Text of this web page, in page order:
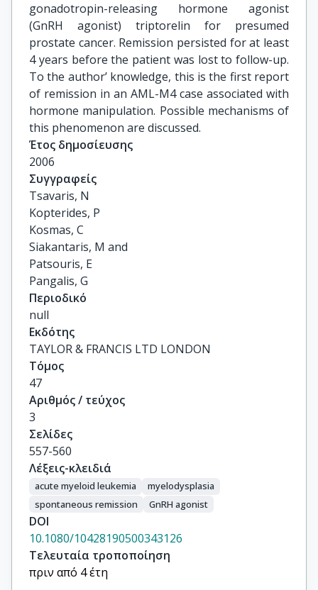
gonadotropin-releasing hormone agonist
(GnRH agonist) triptorelin for presumed
prostate cancer. Remission persisted for at least
4 years before the patient was lost to follow-up.
To the author’ knowledge, this is the first report
of remission in an AML-M4 case associated with
hormone manipulation. Possible mechanisms of
this phenomenon are discussed.
Έτος δημοσίευσης
2006
Συγγραφείς
Tsavaris, N
Kopterides, P
Kosmas, C
Siakantaris, M and
Patsouris, E
Pangalis, G
Περιοδικό
null
Εκδότης
TAYLOR & FRANCIS LTD LONDON
Τόμος
47
Αριθμός / τεύχος
3
Σελίδες
557-560
Λέξεις-κλειδιά
acute myeloid leukemia
myelodysplasia
spontaneous remission
GnRH agonist
DOI
10.1080/10428190500343126
Τελευταία τροποποίηση
πριν από 4 έτη